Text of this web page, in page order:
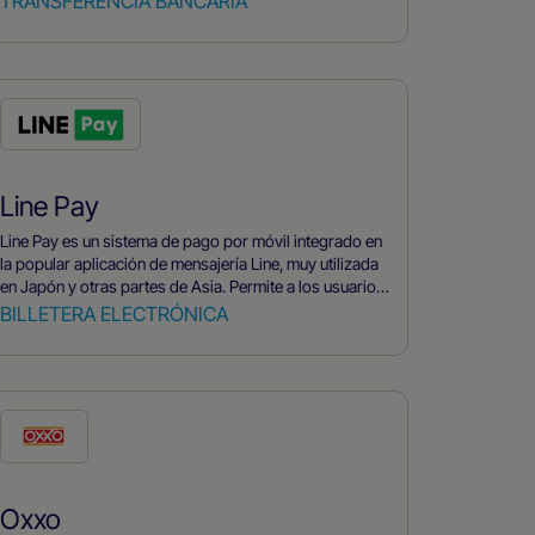
Line Pay
Line Pay es un sistema de pago por móvil integrado en
la popular aplicación de mensajería Line, muy utilizada
en Japón y otras partes de Asia. Permite a los usuarios
realizar pagos, transferencias de dinero y gestionar
desde su smartphone. Al vincular una cuenta bancaria
tiendas como en Internet, utilizando un sistema de
códigos QR.
BILLETERA ELECTRÓNICA
Oxxo